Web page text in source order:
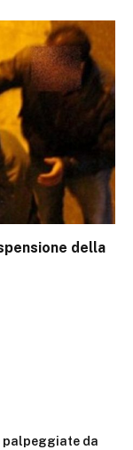
della
palpeggiate da